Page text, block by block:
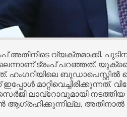
വ്യക്തമാക്കി.
ട്രംപ് പറഞ്ഞത്.
ഹംഗറിയിലെ
മാറ്റിവെച്ചിരിക്കുന്നത്.
ലാവ്റോവുമായി
ആഗ്രഹിക്കുന്നില്ല,